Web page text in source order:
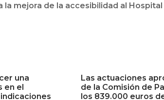
la mejora de la accesibilidad al Hospital
una
en el
Las actuaciones
de la Comisión de
los 839.000 euros